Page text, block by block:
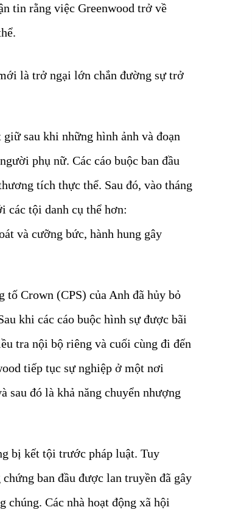
tin rằng việc Greenwood trở về
là trở ngại lớn chắn đường sự trở
sau khi những hình ảnh và đoạn
phụ nữ. Các cáo buộc ban đầu
tích thực thể. Sau đó, vào tháng
các tội danh cụ thể hơn:
và cưỡng bức, hành hung gây
tố Crown (CPS) của Anh đã hủy bỏ
khi các cáo buộc hình sự được bãi
tra nội bộ riêng và cuối cùng đi đến
tiếp tục sự nghiệp ở một nơi
sau đó là khả năng chuyển nhượng
bị kết tội trước pháp luật. Tuy
ban đầu được lan truyền đã gây
chúng. Các nhà hoạt động xã hội